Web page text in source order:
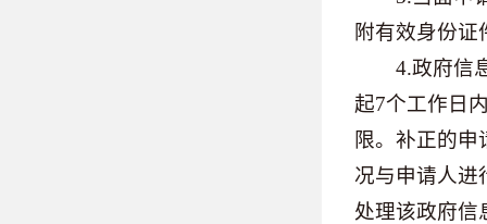
附有效身份
4.政府信息
起7个工作日
限。补正的
况与申请人进
处理该政府信